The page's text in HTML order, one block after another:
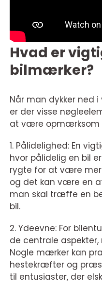
Hvad er
bilmærker?
Når man dykker ned
er der visse
at være opmærksom
1. Pålidelighed: En
hvor pålidelig en bil
rygte for at være
og det kan være en
man skal træffe en
bil.
2. Ydeevne: For
de centrale
Nogle mærker kan
hestekræfter og
til entusiaster, der